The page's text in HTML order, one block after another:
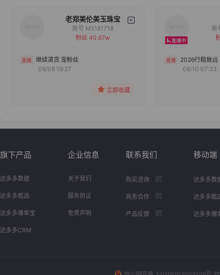
老郑美伦美玉珠宝
备注
账号 M5181718
粉丝 40.67w
继续清货 宠粉丝
08/08 19:27
立即收藏
2026行稳致远
08/10 07:33
旗下产品
达多多数据
达多多甄选
达多多爆单宝
达多多CRM
企业信息
关于我们
服务协议
免责声明
联系我们
购买咨询
商务合作
产品反馈
移动端
达多多数
达多多甄
达多多爆